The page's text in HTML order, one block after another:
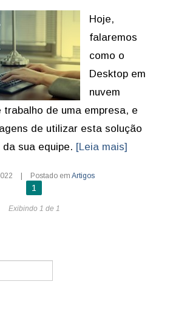
Hoje,
falaremos
como o
Desktop em
nuvem
de uma empresa, e
de utilizar esta solução
sua equipe. [Leia mais]
Postado em Artigos
1
Exibindo 1 de 1